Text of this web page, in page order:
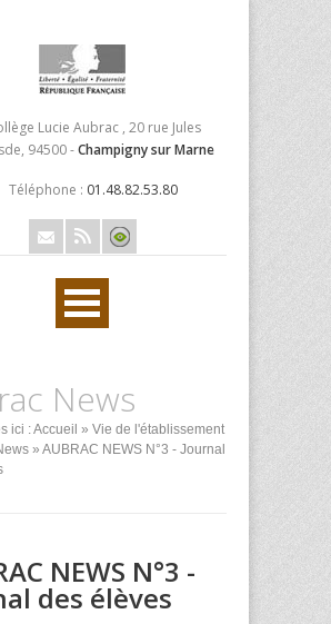
Lucie Aubrac , 20 rue Jules
94500 -Champigny sur Marne
Téléphone : 01.48.82.53.80
News
ici :Accueil » Vie de l'établissement
» AUBRAC NEWS N°3 - Journal
NEWS N°3 -
des élèves